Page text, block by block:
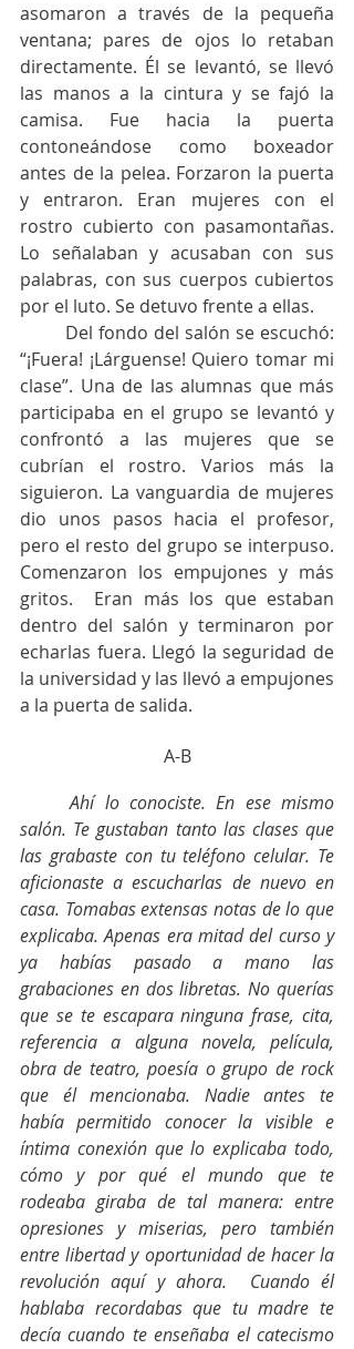
asomaron a través de la pequeña
ventana; pares de ojos lo retaban
directamente. Él se levantó, se llevó
las manos a la cintura y se fajó la
camisa. Fue hacia la puerta
contoneándose como boxeador
antes de la pelea. Forzaron la puerta
y entraron. Eran mujeres con el
rostro cubierto con pasamontañas.
Lo señalaban y acusaban con sus
palabras, con sus cuerpos cubiertos
por el luto. Se detuvo frente a ellas.
“¡Fuera! ¡Lárguense! Quiero tomar mi
clase”. Una de las alumnas que más
participaba en el grupo se levantó y
confrontó a las mujeres que se
cubrían el rostro. Varios más la
siguieron. La vanguardia de mujeres
dio unos pasos hacia el profesor,
pero el resto del grupo se interpuso.
Comenzaron los empujones y más
gritos.  Eran más los que estaban
dentro del salón y terminaron por
echarlas fuera. Llegó la seguridad de
la universidad y las llevó a empujones
a la puerta de salida.
A-B
Ahí lo conociste. En ese mismo
salón. Te gustaban tanto las clases que
las grabaste con tu teléfono celular. Te
aficionaste a escucharlas de nuevo en
casa. Tomabas extensas notas de lo que
explicaba. Apenas era mitad del curso y
ya habías pasado a mano las
grabaciones en dos libretas. No querías
que se te escapara ninguna frase, cita,
referencia a alguna novela, película,
obra de teatro, poesía o grupo de rock
que él mencionaba. Nadie antes te
había permitido conocer la visible e
íntima conexión que lo explicaba todo,
cómo y por qué el mundo que te
rodeaba giraba de tal manera: entre
opresiones y miserias, pero también
entre libertad y oportunidad de hacer la
revolución aquí y ahora.  Cuando él
hablaba recordabas que tu madre te
decía cuando te enseñaba el catecismo